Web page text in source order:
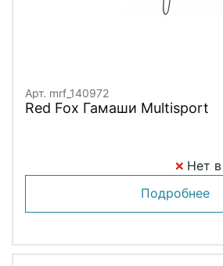
Арт. mrf_140972
Red Fox Гамаши Multisport
Нет
Подробнее